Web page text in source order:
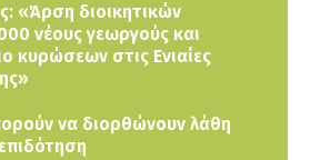
«Άρση διοικητικών
νέους γεωργούς και
κυρώσεων στις Ενιαίες
να διορθώνουν λάθη